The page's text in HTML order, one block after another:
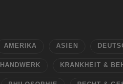
AMERIKA ASIEN
HANDWERK KRANKHEIT &